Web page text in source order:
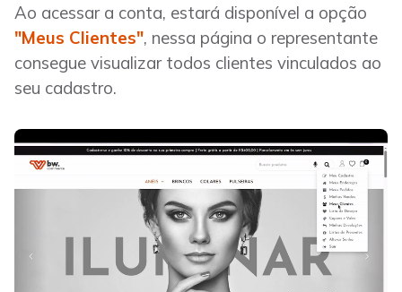
Ao acessar a conta, estará disponível a opção
"Meus Clientes", nessa página o representante
consegue visualizar todos clientes vinculados ao
seu cadastro.